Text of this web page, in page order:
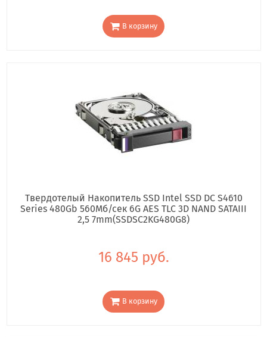
В корзину
Твердотелый Накопитель SSD Intel SSD DC S4610
Series 480Gb 560Мб/сек 6G AES TLC 3D NAND SATAIII
2,5 7mm(SSDSC2KG480G8)
16 845 руб.
В корзину